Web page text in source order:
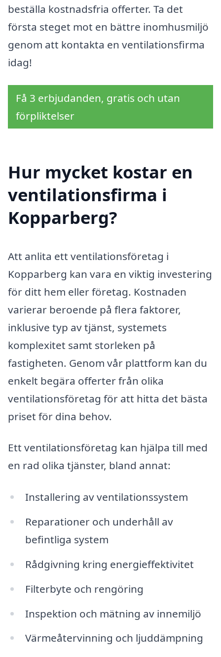
beställa kostnadsfria offerter. Ta det
första steget mot en bättre inomhusmiljö
genom att kontakta en ventilationsfirma
idag!
Få 3 erbjudanden, gratis och utan
förpliktelser
Hur mycket kostar en
ventilationsfirma i
Kopparberg?
Att anlita ett ventilationsföretag i
Kopparberg kan vara en viktig investering
för ditt hem eller företag. Kostnaden
varierar beroende på flera faktorer,
inklusive typ av tjänst, systemets
komplexitet samt storleken på
fastigheten. Genom vår plattform kan du
enkelt begära offerter från olika
ventilationsföretag för att hitta det bästa
priset för dina behov.
Ett ventilationsföretag kan hjälpa till med
en rad olika tjänster, bland annat:
Installering av ventilationssystem
Reparationer och underhåll av
befintliga system
Rådgivning kring energieffektivitet
Filterbyte och rengöring
Inspektion och mätning av innemiljö
Värmeåtervinning och ljuddämpning